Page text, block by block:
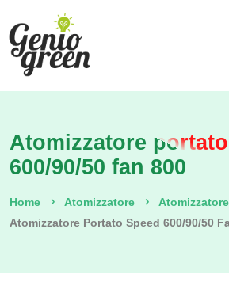
Atomizzatore portato
600/90/50 fan 800
Home Atomizzatore
Atomizzatore Portato Speed 600/90/50